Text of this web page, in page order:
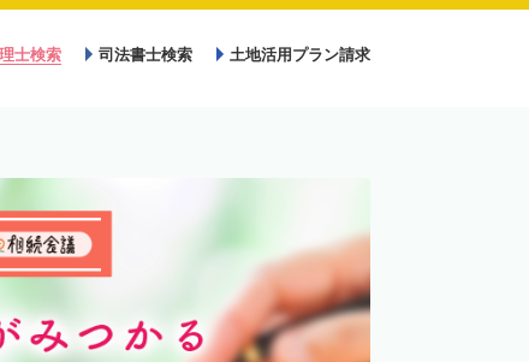
士検索 司法書士検索 土地活用プラン請求